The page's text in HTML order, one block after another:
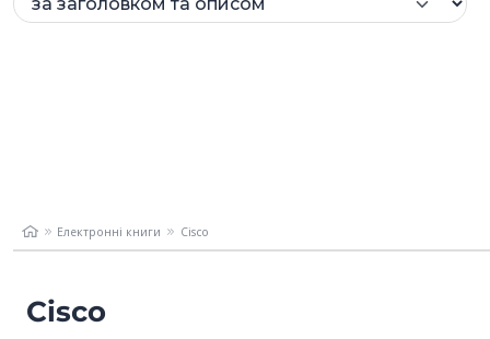
Електронні книги Cisco
Cisco